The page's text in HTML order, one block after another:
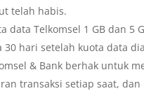
telah habis.
data Telkomsel 1 GB dan 5
30 hari setelah kuota data
& Bank berhak untuk
transaksi setiap saat,